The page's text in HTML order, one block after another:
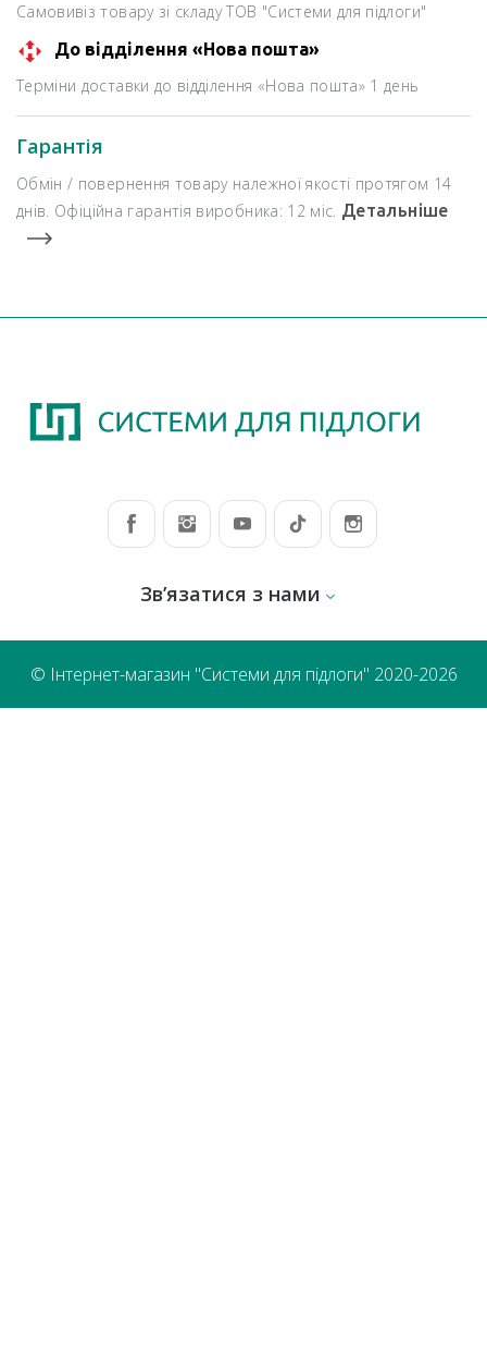
Самовивіз товару зі складу ТОВ "Системи для підлоги"
До відділення «Нова пошта»
Терміни доставки до відділення «Нова пошта» 1 день
Гарантія
Обмін / повернення товару належної якості протягом 14
днів. Офіційна гарантія виробника: 12 міс. Детальніше
Зв’язатися з нами
© Інтернет-магазин "Системи для підлоги" 2020-2026